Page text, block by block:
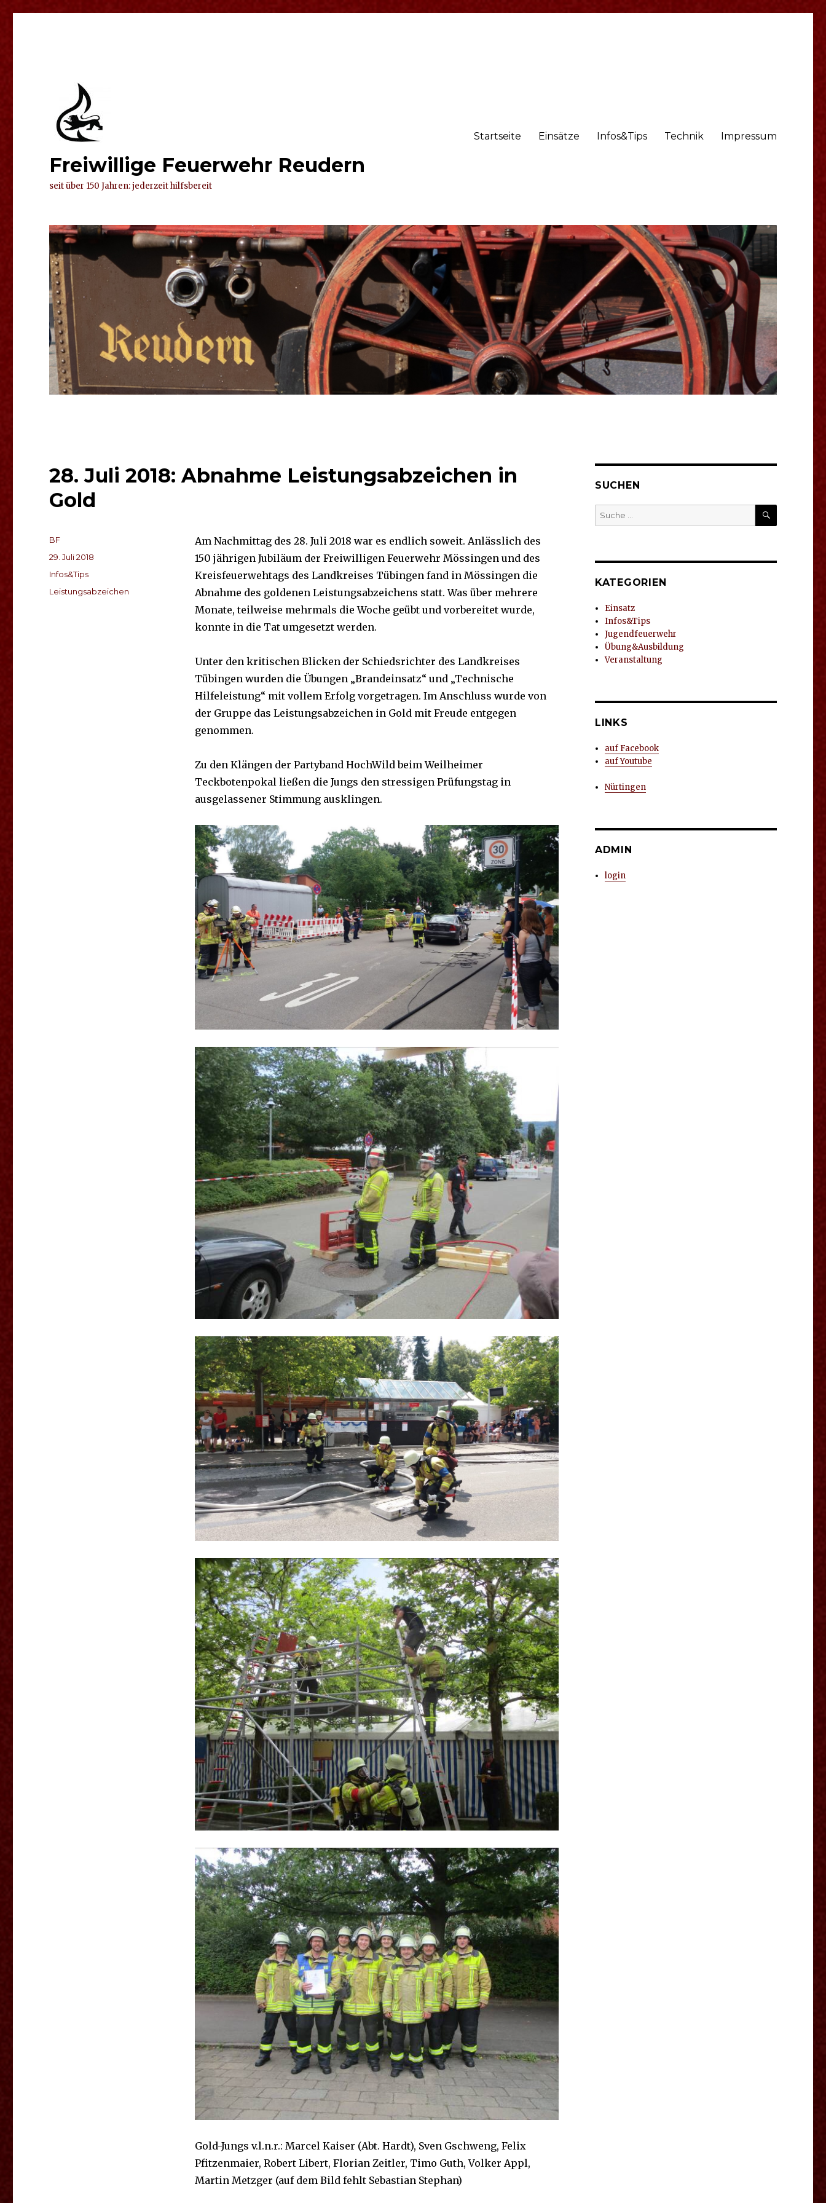
Freiwillige Feuerwehr Reudern
seit über 150 Jahren: jederzeit hilfsbereit
Startseite Einsätze Infos&Tips Technik Impressum
28. Juli 2018: Abnahme Leistungsabzeichen in
Gold
Am Nachmittag des 28. Juli 2018 war es endlich soweit. Anlässlich des
150 jährigen Jubiläum der Freiwilligen Feuerwehr Mössingen und des
Kreisfeuerwehtags des Landkreises Tübingen fand in Mössingen die
Abnahme des goldenen Leistungsabzeichens statt. Was über mehrere
Monate, teilweise mehrmals die Woche geübt und vorbereitet wurde,
konnte in die Tat umgesetzt werden.
Unter den kritischen Blicken der Schiedsrichter des Landkreises
Tübingen wurden die Übungen „Brandeinsatz“ und „Technische
Hilfeleistung“ mit vollem Erfolg vorgetragen. Im Anschluss wurde von
der Gruppe das Leistungsabzeichen in Gold mit Freude entgegen
genommen.
Zu den Klängen der Partyband HochWild beim Weilheimer
Teckbotenpokal ließen die Jungs den stressigen Prüfungstag in
ausgelassener Stimmung ausklingen.
Gold-Jungs v.l.n.r.: Marcel Kaiser (Abt. Hardt), Sven Gschweng, Felix
Pfitzenmaier, Robert Libert, Florian Zeitler, Timo Guth, Volker Appl,
Martin Metzger (auf dem Bild fehlt Sebastian Stephan)
Autor
BF
Veröffentlicht
am
29. Juli 2018
Kategorien
Infos&Tips
Schlagwörter
Leistungsabzeichen
SUCHEN
Suche
nach:
SUCHEN
KATEGORIEN
Einsatz
Infos&Tips
Jugendfeuerwehr
Übung&Ausbildung
Veranstaltung
LINKS
auf Facebook
auf Youtube
Nürtingen
ADMIN
login